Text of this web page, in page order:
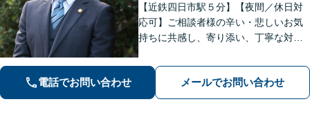
【近鉄四日市駅５分】【夜間／休日対
応可】ご相談者様の辛い・悲しいお気
持ちに共感し、寄り添い、丁寧な対応
相続／刑事事件など、幅広く対応【地
域に根ざした弁護士】お気軽にお問い
合わせください。
電話でお問い合わせ メールでお問い合わせ